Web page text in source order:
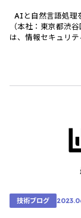
AIと自然言語処理
（本社：東京都渋
は、情報セキュリ
技術ブログ